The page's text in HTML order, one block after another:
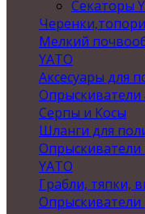
Секаторы
Мелкий
YATO
Аксесуары для
Серпы и Косы
Шланги для
Опрыскиватели
YATO
Грабли, тяпки,